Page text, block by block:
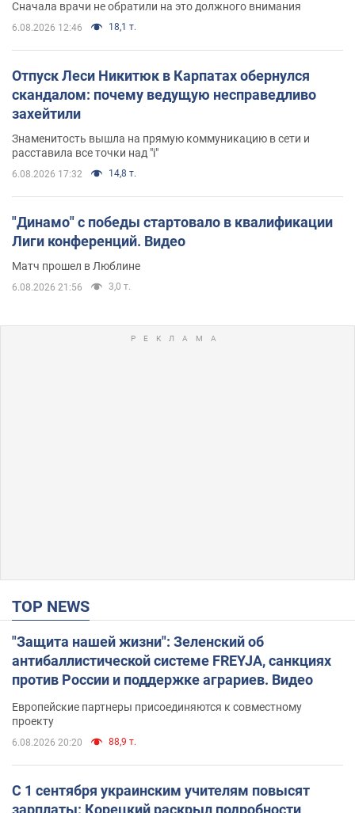
Сначала врачи не обратили на это должного внимания
6.08.2026 12:46 18,1 т.
Отпуск Леси Никитюк в Карпатах обернулся
скандалом: почему ведущую несправедливо
захейтили
Знаменитость вышла на прямую коммуникацию в сети и
расставила все точки над "i"
6.08.2026 17:32 14,8 т.
"Динамо" с победы стартовало в квалификации
Лиги конференций. Видео
Матч прошел в Люблине
6.08.2026 21:56 3,0 т.
TOP NEWS
"Защита нашей жизни": Зеленский об
антибаллистической системе FREYJA, санкциях
против России и поддержке аграриев. Видео
Европейские партнеры присоединяются к совместному
проекту
6.08.2026 20:20 88,9 т.
С 1 сентября украинским учителям повысят
зарплаты: Корецкий раскрыл подробности